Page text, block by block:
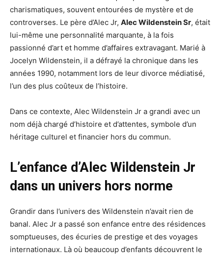
charismatiques, souvent entourées de mystère et de
controverses. Le père d’Alec Jr, Alec Wildenstein Sr, était
lui-même une personnalité marquante, à la fois
passionné d’art et homme d’affaires extravagant. Marié à
Jocelyn Wildenstein, il a défrayé la chronique dans les
années 1990, notamment lors de leur divorce médiatisé,
l’un des plus coûteux de l’histoire.
Dans ce contexte, Alec Wildenstein Jr a grandi avec un
nom déjà chargé d’histoire et d’attentes, symbole d’un
héritage culturel et financier hors du commun.
L’enfance d’Alec Wildenstein Jr
dans un univers hors norme
Grandir dans l’univers des Wildenstein n’avait rien de
banal. Alec Jr a passé son enfance entre des résidences
somptueuses, des écuries de prestige et des voyages
internationaux. Là où beaucoup d’enfants découvrent le